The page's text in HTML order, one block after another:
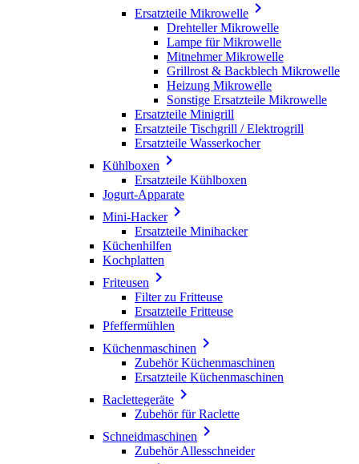
Ersatzteile Mikrowelle 
Drehteller Mikrowelle
Lampe für Mikrowelle
Mitnehmer Mikrowelle
Grillrost & Backblech Mikrowelle
Heizung Mikrowelle
Sonstige Ersatzteile Mikrowelle
Ersatzteile Minigrill
Ersatzteile Tischgrill / Elektrogrill
Ersatzteile Wasserkocher
Kühlboxen 
Ersatzteile Kühlboxen
Jogurt-Apparate
Mini-Hacker
Ersatzteile Minihacker
Küchenhilfen
Kochplatten
Friteusen 
Filter zu Fritteuse
Ersatzteile Fritteuse
Pfeffermühlen
Küchenmaschinen 
Zubehör Küchenmaschinen
Ersatzteile Küchenmaschinen
Raclettegeräte 
Zubehör für Raclette
Schneidmaschinen 
Zubehör Allesschneider